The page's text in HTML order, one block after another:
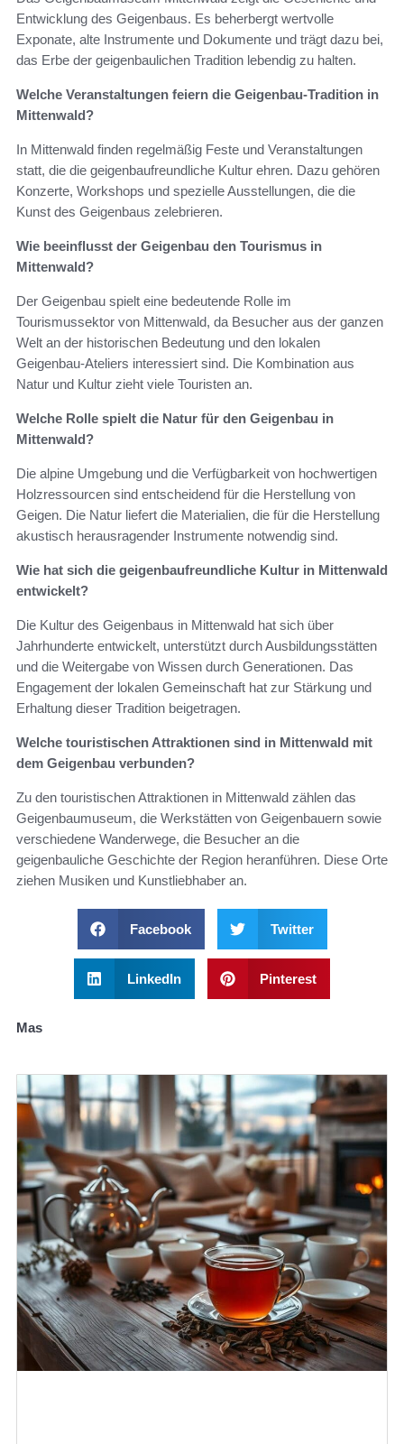
Entwicklung des Geigenbaus. Es beherbergt wertvolle
Exponate, alte Instrumente und Dokumente und trägt dazu bei,
das Erbe der geigenbaulichen Tradition lebendig zu halten.
Welche Veranstaltungen feiern die Geigenbau-Tradition in
Mittenwald?
In Mittenwald finden regelmäßig Feste und Veranstaltungen
statt, die die geigenbaufreundliche Kultur ehren. Dazu gehören
Konzerte, Workshops und spezielle Ausstellungen, die die
Kunst des Geigenbaus zelebrieren.
Wie beeinflusst der Geigenbau den Tourismus in
Mittenwald?
Der Geigenbau spielt eine bedeutende Rolle im
Tourismussektor von Mittenwald, da Besucher aus der ganzen
Welt an der historischen Bedeutung und den lokalen
Geigenbau-Ateliers interessiert sind. Die Kombination aus
Natur und Kultur zieht viele Touristen an.
Welche Rolle spielt die Natur für den Geigenbau in
Mittenwald?
Die alpine Umgebung und die Verfügbarkeit von hochwertigen
Holzressourcen sind entscheidend für die Herstellung von
Geigen. Die Natur liefert die Materialien, die für die Herstellung
akustisch herausragender Instrumente notwendig sind.
Wie hat sich die geigenbaufreundliche Kultur in Mittenwald
entwickelt?
Die Kultur des Geigenbaus in Mittenwald hat sich über
Jahrhunderte entwickelt, unterstützt durch Ausbildungsstätten
und die Weitergabe von Wissen durch Generationen. Das
Engagement der lokalen Gemeinschaft hat zur Stärkung und
Erhaltung dieser Tradition beigetragen.
Welche touristischen Attraktionen sind in Mittenwald mit
dem Geigenbau verbunden?
Zu den touristischen Attraktionen in Mittenwald zählen das
Geigenbaumuseum, die Werkstätten von Geigenbauern sowie
verschiedene Wanderwege, die Besucher an die
geigenbauliche Geschichte der Region heranführen. Diese Orte
ziehen Musiken und Kunstliebhaber an.
Facebook Twitter
LinkedIn Pinterest
Mas